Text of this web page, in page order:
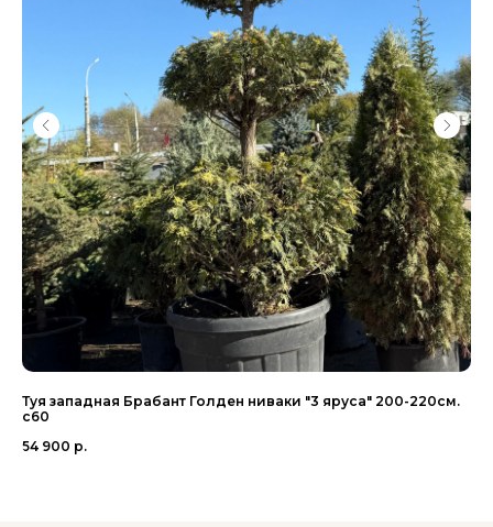
Туя западная Брабант Голден ниваки "3 яруса" 200-220см.
с60
54 900 р.